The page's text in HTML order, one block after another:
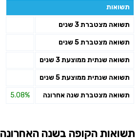
תשואות
תשואה מצטברת 3 שנים
תשואה מצטברת 5 שנים
תשואה שנתית ממוצעת 3 שנים
תשואה שנתית ממוצעת 5 שנים
תשואה מצטברת שנה אחרונה 5.08%
תשואות הקופה בשנה האחרונה